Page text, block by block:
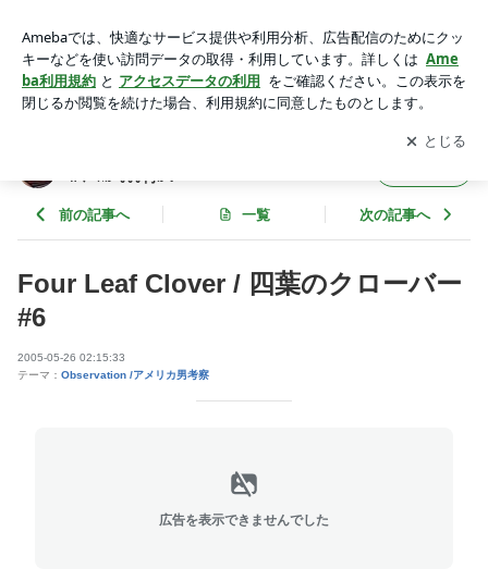
E☆ - ｱﾒﾘｶ男ﾄﾉ ｲﾛｲﾛｴﾛｴﾛ ﾃﾞｽｶﾞ｡｡｡何ｶ？
アプリをダウンロードして ブログの更新通知
を受け取りまし
ょう。
開く
ﾛ ﾃﾞｽｶﾞ｡｡｡何ｶ？
前の記事へ 一覧 次の記事へ
Four Leaf Clover / 四葉のクローバー
#6
2005-05-26 02:15:33
テーマ： Observation /アメリカ男考察
広告を表示できませんでした